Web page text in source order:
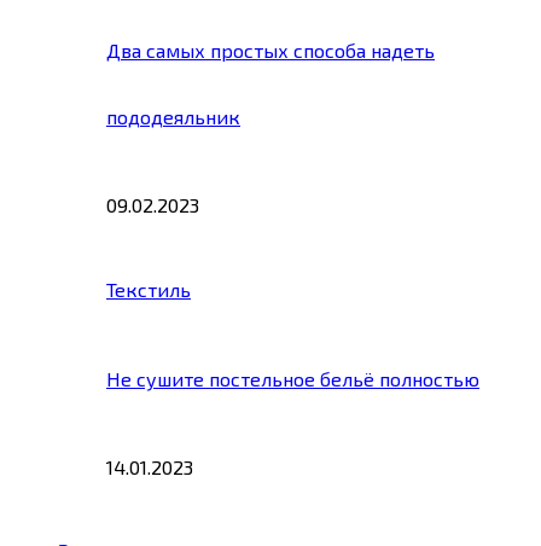
Два самых простых способа надеть
пододеяльник
09.02.2023
Текстиль
Не сушите постельное бельё полностью
14.01.2023